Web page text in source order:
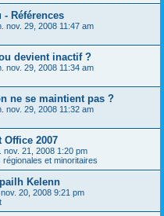
Références
nov. 29, 2008 11:47 am
devient inactif ?
nov. 29, 2008 11:34 am
ne se maintient pas ?
nov. 29, 2008 11:32 am
2007
nov. 21, 2008 1:20 pm
et minoritaires
Kelenn
20, 2008 9:21 pm